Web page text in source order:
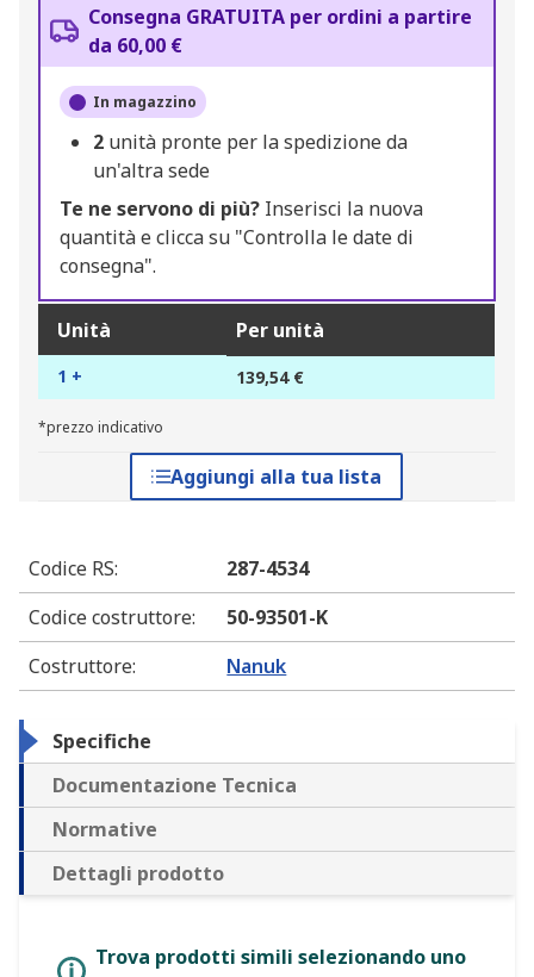
Consegna GRATUITA per ordini a partire
da 60,00 €
In magazzino
2 unità pronte per la spedizione da
un'altra sede
Te ne servono di più? Inserisci la nuova
quantità e clicca su "Controlla le date di
consegna".
Unità Per unità
1 + 139,54 €
*prezzo indicativo
Aggiungi alla tua lista
Codice RS:
287-4534
Codice costruttore:
50-93501-K
Costruttore: Nanuk
Specifiche
Documentazione Tecnica
Normative
Dettagli prodotto
Trova prodotti simili selezionando uno